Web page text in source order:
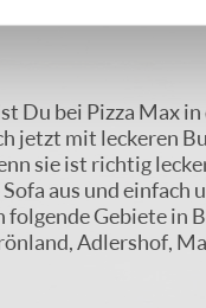
Du bei Pizza Max
mit leckeren
sie ist richtig
aus und einfach
Gebiete
Adlershof,